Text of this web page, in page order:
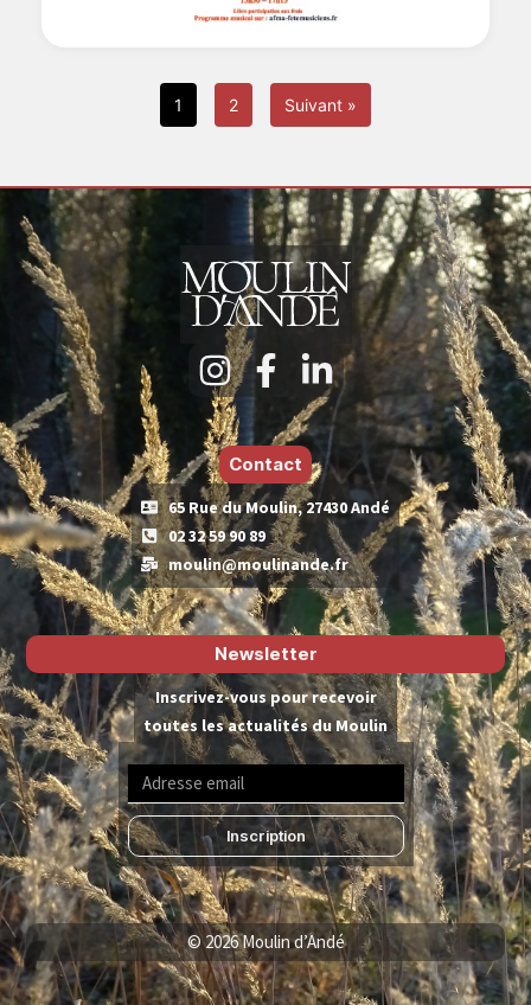
1 2 Suivant »
Contact
65 Rue du Moulin, 27430 Andé
02 32 59 90 89
moulin@moulinande.fr
Newsletter
Inscrivez-vous pour recevoir
toutes les actualités du Moulin
Inscription
© 2026 Moulin d’Andé